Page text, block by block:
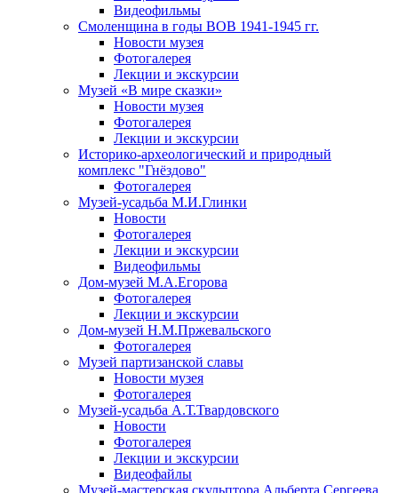
Видеофильмы
Смоленщина в годы ВОВ 1941-1945 гг.
Новости музея
Фотогалерея
Лекции и экскурсии
Музей «В мире сказки»
Новости музея
Фотогалерея
Лекции и экскурсии
Историко-археологический и природный
комплекс "Гнёздово"
Фотогалерея
Музей-усадьба М.И.Глинки
Новости
Фотогалерея
Лекции и экскурсии
Видеофильмы
Дом-музей М.А.Егорова
Фотогалерея
Лекции и экскурсии
Дом-музей Н.М.Пржевальского
Фотогалерея
Музей партизанской славы
Новости музея
Фотогалерея
Музей-усадьба А.Т.Твардовского
Новости
Фотогалерея
Лекции и экскурсии
Видеофайлы
Музей-мастерская скульптора Альберта Сергеева